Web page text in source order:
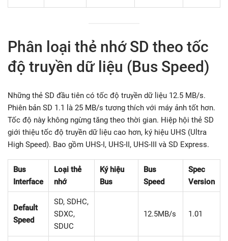
Phân loại thẻ nhớ SD theo tốc
độ truyền dữ liệu (Bus Speed)
Những thẻ SD đầu tiên có tốc độ truyền dữ liệu 12.5 MB/s.
Phiên bản SD 1.1 là 25 MB/s tương thích với máy ảnh tốt hơn.
Tốc độ này không ngừng tăng theo thời gian. Hiệp hội thẻ SD
giới thiệu tốc độ truyền dữ liệu cao hơn, ký hiệu UHS (Ultra
High Speed). Bao gồm UHS-I, UHS-II, UHS-III và SD Express.
Bus
Interface
Loại thẻ
nhớ
Ký hiệu
Bus
Bus
Speed
Spec
Version
Default
Speed
SD, SDHC,
SDXC,
SDUC
12.5MB/s 1.01